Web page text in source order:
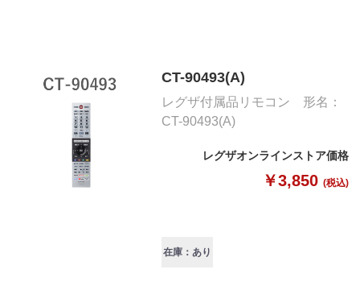
CT-90493(A)
レグザ付属品リモコン 形名：
CT-90493(A)
レグザオンラインストア価格
￥3,850 (税込)
在庫：あり